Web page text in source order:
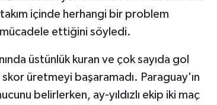
içinde herhangi bir problem
mücadele ettiğini söyledi.
üstünlük kuran ve çok sayıda gol
üretmeyi başaramadı. Paraguay'ın
belirlerken, ay-yıldızlı ekip iki maç